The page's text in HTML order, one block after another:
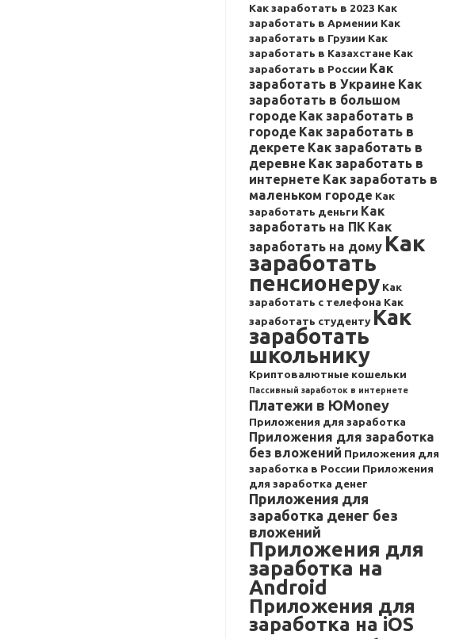
Как заработать в 2023 Как
заработать в Армении Как
заработать в Грузии Как
заработать в Казахстане Как
заработать в России Как
заработать в Украине Как
заработать в большом
городе Как заработать в
городе Как заработать в
декрете Как заработать в
деревне Как заработать в
интернете Как заработать в
маленьком городе Как
заработать деньги Как
заработать на ПК Как
заработать на дому Как
заработать
пенсионеру Как
заработать с телефона Как
заработать студенту Как
заработать
школьнику
Криптовалютные кошельки
Пассивный заработок в интернете
Платежи в ЮMoney
Приложения для заработка
Приложения для заработка
без вложений Приложения для
заработка в России Приложения
для заработка денег
Приложения для
заработка денег без
вложений
Приложения для
заработка на
Android
Приложения для
заработка на iOS